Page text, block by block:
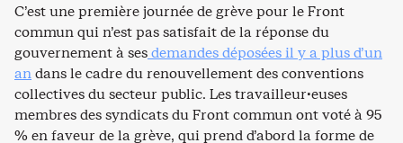
C’est une première journée de grève pour le Front
commun qui n’est pas satisfait de la réponse du
gouvernement à sesdemandes déposées il y a plus d’un
andans le cadre du renouvellement des conventions
collectives du secteur public. Les travailleur·euses
membres des syndicats du Front commun ont voté à 95
% en faveur de la grève, qui prend d’abord la forme de